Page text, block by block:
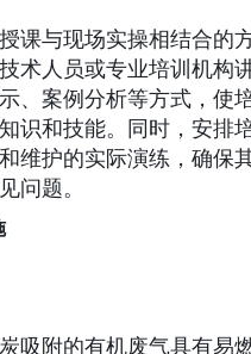
课与现场实操相结合的
术人员或专业培训机构
、案例分析等方式，使
识和技能。同时，安排
维护的实际演练，确保
问题。
吸附的有机废气具有易